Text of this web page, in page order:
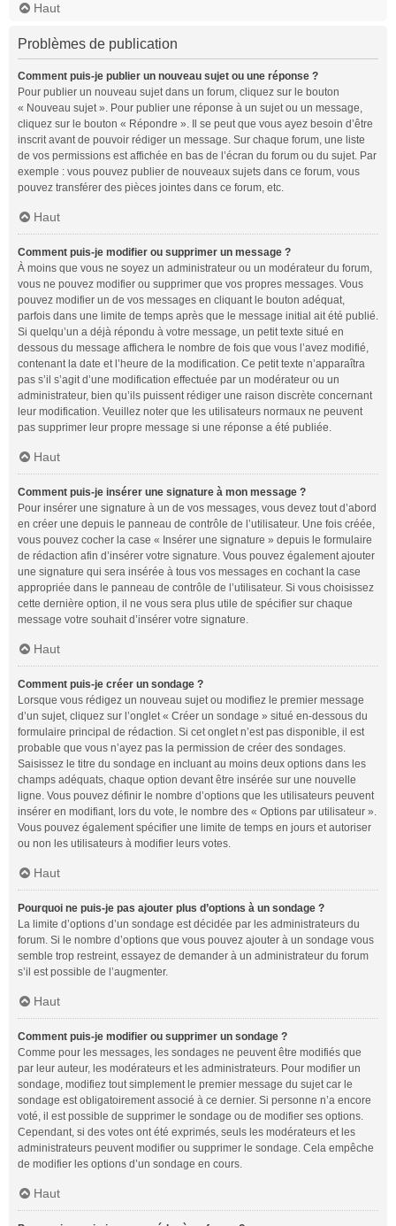
Haut
Problèmes de publication
Comment puis-je publier un nouveau sujet ou une réponse ?
Pour publier un nouveau sujet dans un forum, cliquez sur le bouton
« Nouveau sujet ». Pour publier une réponse à un sujet ou un message,
cliquez sur le bouton « Répondre ». Il se peut que vous ayez besoin d’être
inscrit avant de pouvoir rédiger un message. Sur chaque forum, une liste
de vos permissions est affichée en bas de l’écran du forum ou du sujet. Par
exemple : vous pouvez publier de nouveaux sujets dans ce forum, vous
pouvez transférer des pièces jointes dans ce forum, etc.
Haut
Comment puis-je modifier ou supprimer un message ?
À moins que vous ne soyez un administrateur ou un modérateur du forum,
vous ne pouvez modifier ou supprimer que vos propres messages. Vous
pouvez modifier un de vos messages en cliquant le bouton adéquat,
parfois dans une limite de temps après que le message initial ait été publié.
Si quelqu’un a déjà répondu à votre message, un petit texte situé en
dessous du message affichera le nombre de fois que vous l’avez modifié,
contenant la date et l’heure de la modification. Ce petit texte n’apparaîtra
pas s’il s’agit d’une modification effectuée par un modérateur ou un
administrateur, bien qu’ils puissent rédiger une raison discrète concernant
leur modification. Veuillez noter que les utilisateurs normaux ne peuvent
pas supprimer leur propre message si une réponse a été publiée.
Haut
Comment puis-je insérer une signature à mon message ?
Pour insérer une signature à un de vos messages, vous devez tout d’abord
en créer une depuis le panneau de contrôle de l’utilisateur. Une fois créée,
vous pouvez cocher la case « Insérer une signature » depuis le formulaire
de rédaction afin d’insérer votre signature. Vous pouvez également ajouter
une signature qui sera insérée à tous vos messages en cochant la case
appropriée dans le panneau de contrôle de l’utilisateur. Si vous choisissez
cette dernière option, il ne vous sera plus utile de spécifier sur chaque
message votre souhait d’insérer votre signature.
Haut
Comment puis-je créer un sondage ?
Lorsque vous rédigez un nouveau sujet ou modifiez le premier message
d’un sujet, cliquez sur l’onglet « Créer un sondage » situé en-dessous du
formulaire principal de rédaction. Si cet onglet n’est pas disponible, il est
probable que vous n’ayez pas la permission de créer des sondages.
Saisissez le titre du sondage en incluant au moins deux options dans les
champs adéquats, chaque option devant être insérée sur une nouvelle
ligne. Vous pouvez définir le nombre d’options que les utilisateurs peuvent
insérer en modifiant, lors du vote, le nombre des « Options par utilisateur ».
Vous pouvez également spécifier une limite de temps en jours et autoriser
ou non les utilisateurs à modifier leurs votes.
Haut
Pourquoi ne puis-je pas ajouter plus d’options à un sondage ?
La limite d’options d’un sondage est décidée par les administrateurs du
forum. Si le nombre d’options que vous pouvez ajouter à un sondage vous
semble trop restreint, essayez de demander à un administrateur du forum
s’il est possible de l’augmenter.
Haut
Comment puis-je modifier ou supprimer un sondage ?
Comme pour les messages, les sondages ne peuvent être modifiés que
par leur auteur, les modérateurs et les administrateurs. Pour modifier un
sondage, modifiez tout simplement le premier message du sujet car le
sondage est obligatoirement associé à ce dernier. Si personne n’a encore
voté, il est possible de supprimer le sondage ou de modifier ses options.
Cependant, si des votes ont été exprimés, seuls les modérateurs et les
administrateurs peuvent modifier ou supprimer le sondage. Cela empêche
de modifier les options d’un sondage en cours.
Haut